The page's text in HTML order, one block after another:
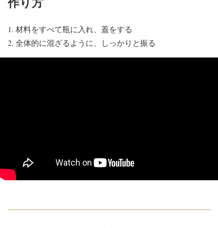
材料をすべて瓶に入れ、蓋をする
全体的に混ざるように、しっかりと振る